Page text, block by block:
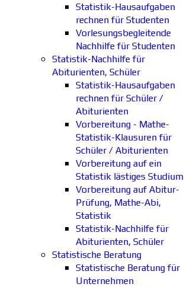
Statistik-Hausaufgaben
rechnen für Studenten
Vorlesungsbegleitende
Nachhilfe für Studenten
Statistik-Nachhilfe für
Abiturienten, Schüler
Statistik-Hausaufgaben
rechnen für Schüler /
Abiturienten
Vorbereitung - Mathe-
Statistik-Klausuren für
Schüler / Abiturienten
Vorbereitung auf ein
Statistik lästiges Studium
Vorbereitung auf Abitur-
Prüfung, Mathe-Abi,
Statistik
Statistik-Nachhilfe für
Abiturienten, Schüler
Statistische Beratung
Statistische Beratung für
Unternehmen